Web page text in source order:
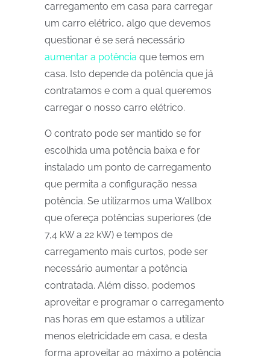
carregamento em casa para carregar
um carro elétrico, algo que devemos
questionar é se será necessário
aumentar a potência que temos em
casa. Isto depende da potência que já
contratamos e com a qual queremos
carregar o nosso carro elétrico.
O contrato pode ser mantido se for
escolhida uma potência baixa e for
instalado um ponto de carregamento
que permita a configuração nessa
potência. Se utilizarmos uma Wallbox
que ofereça potências superiores (de
7,4 kW a 22 kW) e tempos de
carregamento mais curtos, pode ser
necessário aumentar a potência
contratada. Além disso, podemos
aproveitar e programar o carregamento
nas horas em que estamos a utilizar
menos eletricidade em casa, e desta
forma aproveitar ao máximo a potência